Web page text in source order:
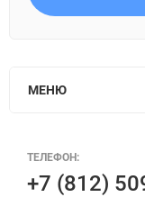
МЕНЮ
ТЕЛЕФОН:
+7 (812)